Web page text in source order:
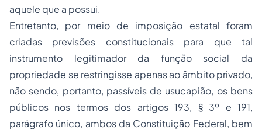
aquele que a possui.
Entretanto, por meio de imposição estatal foram
criadas previsões constitucionais para que tal
instrumento legitimador da função social da
propriedade se restringisse apenas ao âmbito privado,
não sendo, portanto, passíveis de usucapião, os bens
públicos nos termos dos artigos 193, § 3º e 191,
parágrafo único, ambos da Constituição Federal, bem